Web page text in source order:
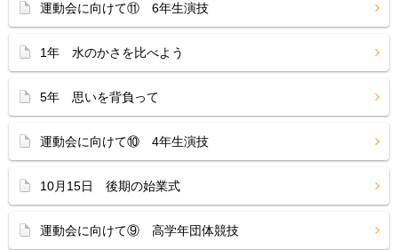
運動会に向けて⑪ 6年生演技
1年 水のかさを比べよう
5年 思いを背負って
運動会に向けて⑩ 4年生演技
10月15日 後期の始業式
運動会に向けて⑨ 高学年団体競技